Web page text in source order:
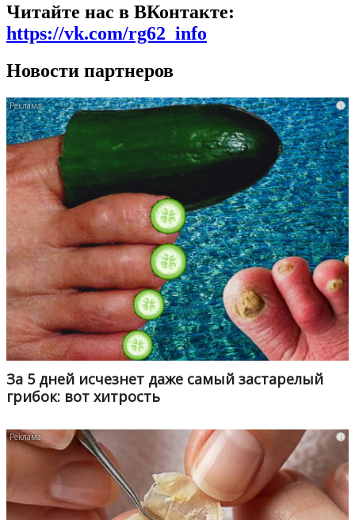
Читайте нас в ВКонтакте:
https://vk.com/rg62_info
Новости партнеров
i
За 5 дней исчезнет даже самый застарелый
грибок: вот хитрость
i